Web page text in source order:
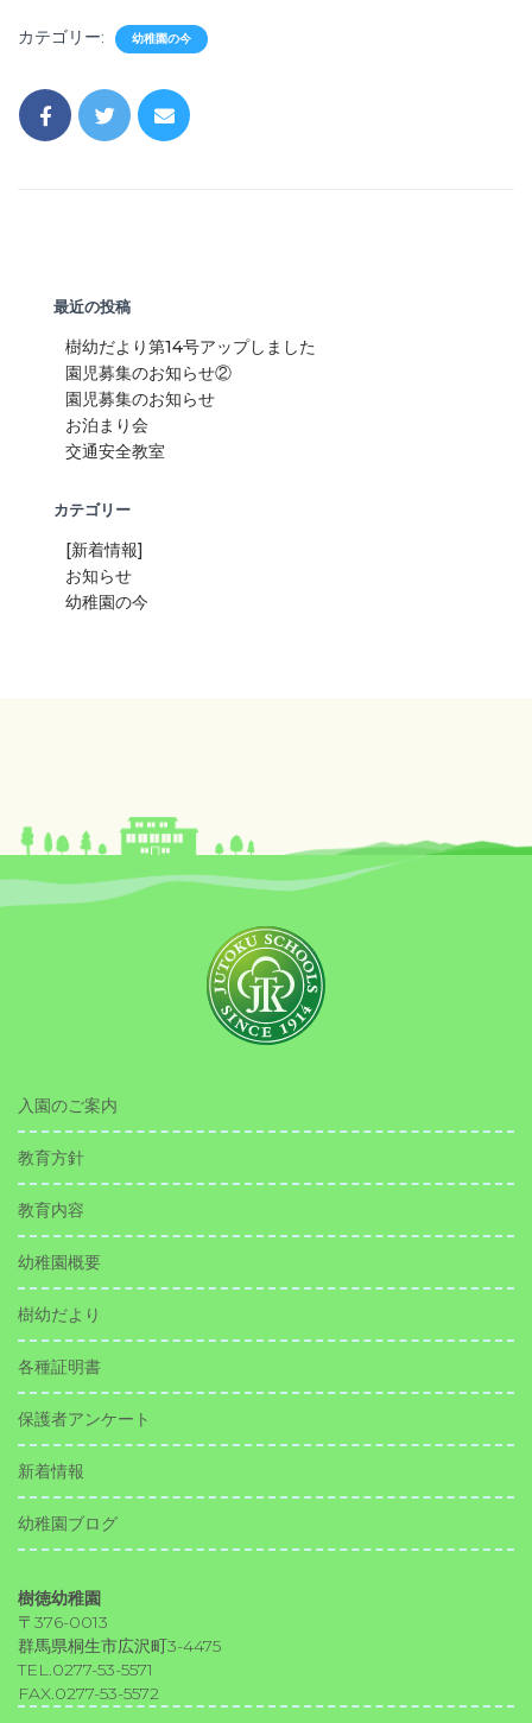
カテゴリー: 幼稚園の今
最近の投稿
樹幼だより第14号アップしました
園児募集のお知らせ②
園児募集のお知らせ
お泊まり会
交通安全教室
カテゴリー
[新着情報]
お知らせ
幼稚園の今
入園のご案内
教育方針
教育内容
幼稚園概要
樹幼だより
各種証明書
保護者アンケート
新着情報
幼稚園ブログ
樹徳幼稚園
〒376-0013
群馬県桐生市広沢町3-4475
TEL.0277-53-5571
FAX.0277-53-5572